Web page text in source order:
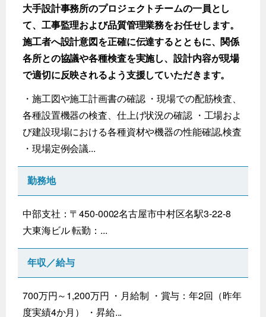
大手設計事務所のプロジェクトチームの一員とし
て、工事監理および品質管理業務をお任せします。
施工者へ設計意図を正確に伝達するとともに、関係
各所との協議や各種検査を実施し、設計内容が現場
で適切に反映されるよう支援していただきます。
・施工図や施工計画書の確認 ・現場での配筋検査、
各種設置機器の検査、仕上げ状況の確認 ・工場およ
び建設現場における各種資材や機器の性能確認,検査
・現場定例会議...
勤務地
中部支社：〒450-0002名古屋市中村区名駅3-22-8
大東海ビル 転勤：...
年収／給与
700万円～1,200万円 ・月給制 ・賞与：年2回（昨年
度実績4か月） ・昇給...